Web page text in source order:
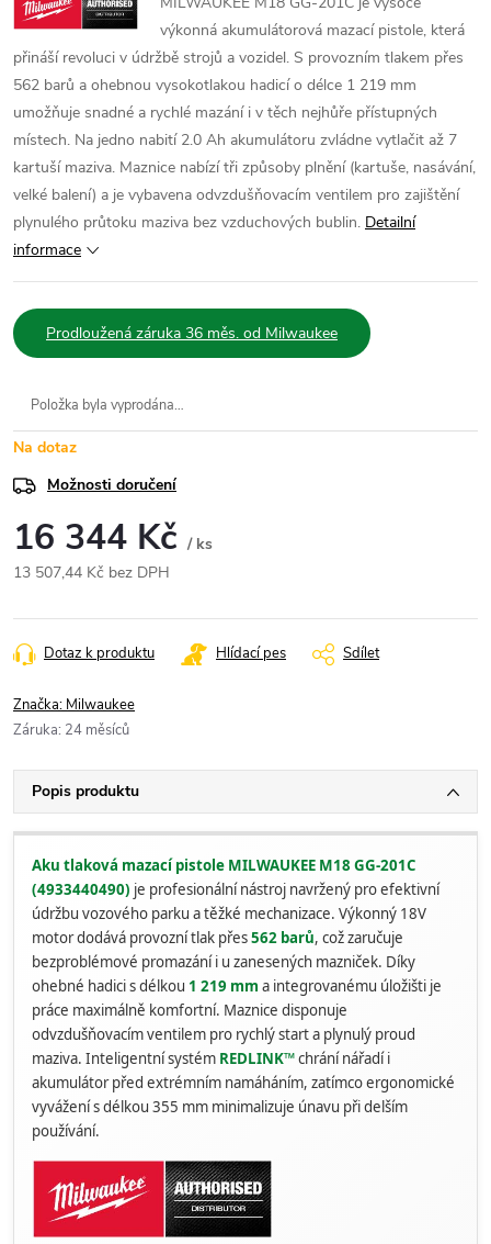
výkonná akumulátorová mazací pistole, která
přináší revoluci v údržbě strojů a vozidel. S provozním tlakem přes
562 barů a ohebnou vysokotlakou hadicí o délce 1 219 mm
umožňuje snadné a rychlé mazání i v těch nejhůře přístupných
místech. Na jedno nabití 2.0 Ah akumulátoru zvládne vytlačit až 7
kartuší maziva. Maznice nabízí tři způsoby plnění (kartuše, nasávání,
velké balení) a je vybavena odvzdušňovacím ventilem pro zajištění
plynulého průtoku maziva bez vzduchových bublin. Detailní
informace
Prodloužená záruka 36 měs. od Milwaukee
Položka byla vyprodána…
Na dotaz
Možnosti doručení
16 344 Kč / ks
13 507,44 Kč bez DPH
cena:
Dotaz k produktu Hlídací pes Sdílet
Značka: Milwaukee
Záruka: 24 měsíců
Popis produktu
Aku tlaková mazací pistole MILWAUKEE M18 GG-201C
(4933440490) je profesionální nástroj navržený pro efektivní
údržbu vozového parku a těžké mechanizace. Výkonný 18V
motor dodává provozní tlak přes562 barů, což zaručuje
bezproblémové promazání i u zanesených mazniček. Díky
ohebné hadici s délkou 1 219 mm a integrovanému úložišti je
práce maximálně komfortní. Maznice disponuje
odvzdušňovacím ventilem pro rychlý start a plynulý proud
maziva. Inteligentní systém REDLINK™chrání nářadí i
akumulátor před extrémním namáháním, zatímco ergonomické
vyvážení s délkou 355 mm minimalizuje únavu při delším
používání.